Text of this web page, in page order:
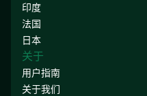
印度
法国
日本
关于
用户指南
关于我们